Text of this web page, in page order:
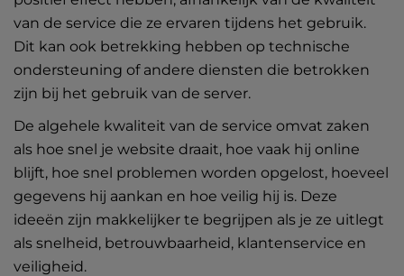
van de service die ze ervaren tijdens het gebruik.
Dit kan ook betrekking hebben op technische
ondersteuning of andere diensten die betrokken
zijn bij het gebruik van de server.
De algehele kwaliteit van de service omvat zaken
als hoe snel je website draait, hoe vaak hij online
blijft, hoe snel problemen worden opgelost, hoeveel
gegevens hij aankan en hoe veilig hij is. Deze
ideeën zijn makkelijker te begrijpen als je ze uitlegt
als snelheid, betrouwbaarheid, klantenservice en
veiligheid.